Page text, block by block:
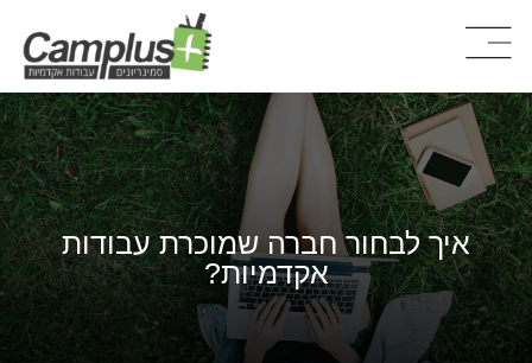
איך לבחור חברה שמוכרת עבודות
אקדמיות?